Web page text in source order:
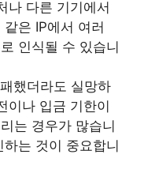
나 다른 기기에서
은 IP에서 여러
인식될 수 있습니
했더라도 실망하
이나 입금 기한이
는 경우가 많습니
는 것이 중요합니